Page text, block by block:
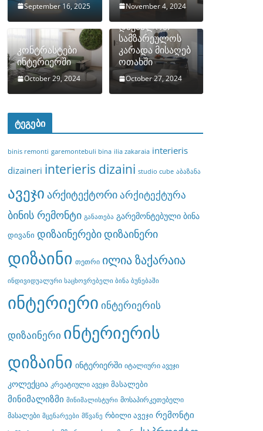
September 16, 2025 November 4, 2024
კონტრასტები
ინტერიერში
October 29, 2024
როგორ
დავმალოთ
სამზარეულოს
კარადა მისაღებ
ოთახში
October 27, 2024
ტეგები
binis remonti garemontebuli bina ilia zakaraia interieris
dizaineri interieris dizaini studio cube აბაზანა
ავეჯი არქიტექტორიარქიტექტურა
ბინის რემონტი განათება გარემონტებული ბინა
დივანი დიზაინერებიდიზაინერი
დიზაინი თეთრი ილია ზაქარაია
ინდივიდუალური საცხოვრებელი ბინა ბუნებაში
ინტერიერი ინტერიერის
დიზაინერი ინტერიერის
დიზაინი ინტერიერში იტალიური ავეჯი
კოლექცია კრეატიული ავეჯი მასალები
მინიმალიზმი მინიმალისტური მოსაპირკეთებელი
მასალები მცენარეები მწვანე რბილი ავეჯი რემონტი